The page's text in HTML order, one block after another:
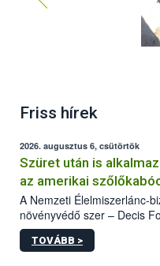
Friss hírek
2026. augusztus 6, csütörtök
Szüret után is
az amerikai
A Nemzeti Élelmiszerlánc-
növényvédő szer – Decis
engedélyokiratát
egészen a vesszőérettség
TOVÁBB >